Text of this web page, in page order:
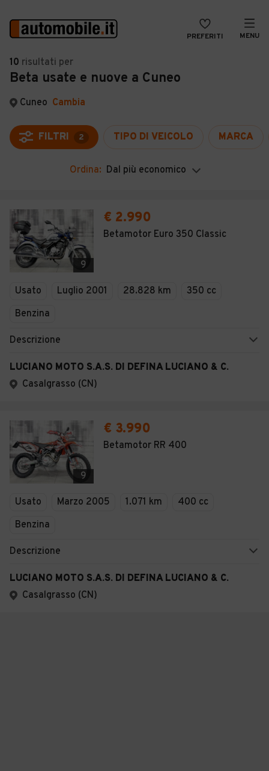
PREFERITI MENU
Auto
Auto usate
Auto Km 0
Auto Nuove
Noleggio a lungo termine
Moto
Camper
Veicoli Commerciali
VENDI
MAGAZINE
ACCEDI
10 risultati per
Beta usate e nuove a Cuneo
Cuneo Cambia
FILTRI 2 TIPO DI VEICOLO MARCA
Ordina: Dal più economico
9
€ 2.990
Betamotor Euro 350 Classic
Usato Luglio 2001 28.828 km
350 cc
Benzina
Descrizione
LUCIANO MOTO S.A.S. DI DEFINA LUCIANO & C.
Casalgrasso (CN)
9
€ 3.990
Betamotor RR 400
Usato Marzo 2005 1.071 km
400 cc
Benzina
Descrizione
LUCIANO MOTO S.A.S. DI DEFINA LUCIANO & C.
Casalgrasso (CN)